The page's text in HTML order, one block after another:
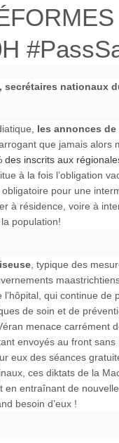
nationaux
les annonces
que jamais alors
des inscrits aux
à la fois l’obligation
pour une
à résidence, voire à
population!
, typique des
l’hôpital, qui continue de
de soin et de
menace carrément
envoyés au front
eux des séances
ces diktats de la
en entraînant de
besoin d’eux !